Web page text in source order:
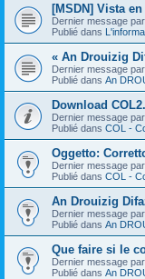
[MSDN] Vista
Dernier message par
Publié dans
« An Drouizig
Dernier message par
Publié dans An
Download
Dernier message par
Publié dans COL -
Oggetto:
Dernier message par
Publié dans COL -
An Drouizig
Dernier message par
Publié dans An
Que faire si le
Dernier message par
Publié dans An